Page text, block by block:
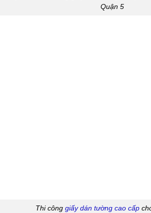
Quận 5
Thi công giấy dán tường cao cấp